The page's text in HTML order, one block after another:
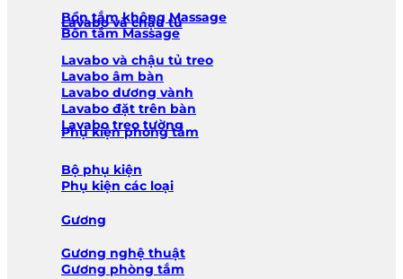
Bồn tắm không Massage
Bồn tắm Massage
Lavabo và chậu tủ
Lavabo và chậu tủ treo
Lavabo âm bàn
Lavabo dương vành
Lavabo đặt trên bàn
Lavabo treo tường
Phụ kiện phòng tắm
Bộ phụ kiện
Phụ kiện các loại
Gương
Gương nghệ thuật
Gương phòng tắm